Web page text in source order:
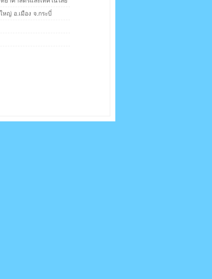
หญ่ อ.เมือง จ.กระบี่